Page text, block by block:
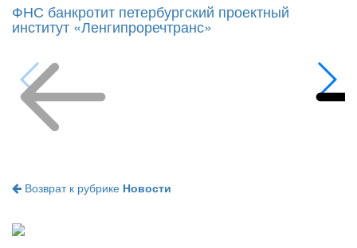
ФНС банкротит петербургский проектный
институт «Ленгипроречтранс»
Возврат к рубрике Новости